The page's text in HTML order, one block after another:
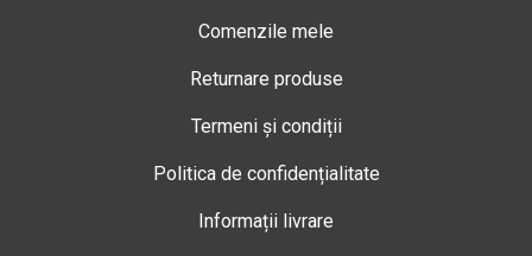
Comenzile mele
Returnare produse
Termeni și condiții
Politica de confidențialitate
Informații livrare